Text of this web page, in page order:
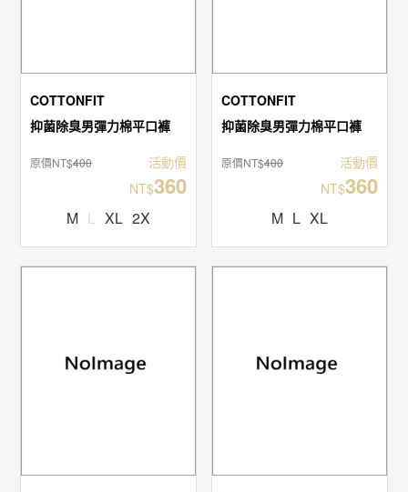
COTTONFIT
抑菌除臭男彈力棉平口褲
原價NT$400
活動價
NT$360
M L XL 2X
COTTONFIT
抑菌除臭男彈力棉平口褲
原價NT$400
活動價
NT$360
M L XL